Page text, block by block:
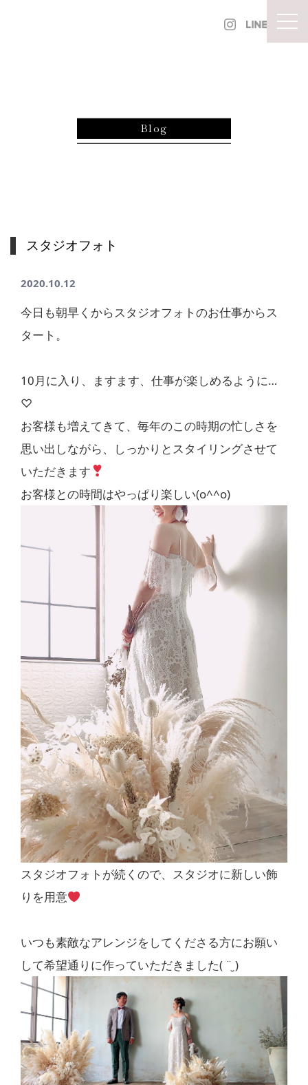
Blog
スタジオフォト
2020.10.12
今日も朝早くからスタジオフォトのお仕事からス
タート。
10月に入り、ますます、仕事が楽しめるように…
♡
お客様も増えてきて、毎年のこの時期の忙しさを
思い出しながら、しっかりとスタイリングさせて
いただきます
お客様との時間はやっぱり楽しい(o^^o)
スタジオフォトが続くので、スタジオに新しい飾
りを用意
いつも素敵なアレンジをしてくださる方にお願い
して希望通りに作っていただきました( ¨̮ )